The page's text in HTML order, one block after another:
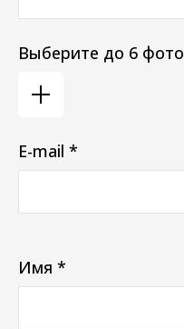
Выберите до 6 фото
E-mail *
Имя *